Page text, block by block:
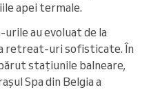
apei termale.
au evoluat de la
retreat-uri sofisticate. În
stațiunile balneare,
Spa din Belgia a